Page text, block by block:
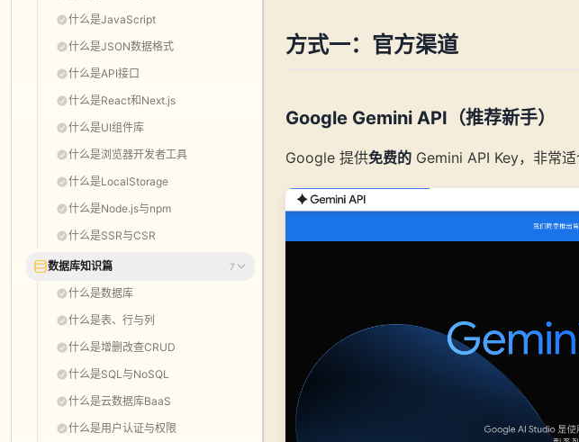
什么是JavaScript
什么是JSON数据格式
什么是API接口
什么是React和Next.js
什么是UI组件库
什么是浏览器开发者工具
什么是LocalStorage
什么是Node.js与npm
什么是SSR与CSR
数据库知识篇 7
什么是数据库
什么是表、行与列
什么是增删改查CRUD
什么是SQL与NoSQL
什么是云数据库BaaS
什么是用户认证与权限
方式一：官方渠道
Google Gemini API（推荐新手）
Google 提供免费的 Gemini API Key，非常适